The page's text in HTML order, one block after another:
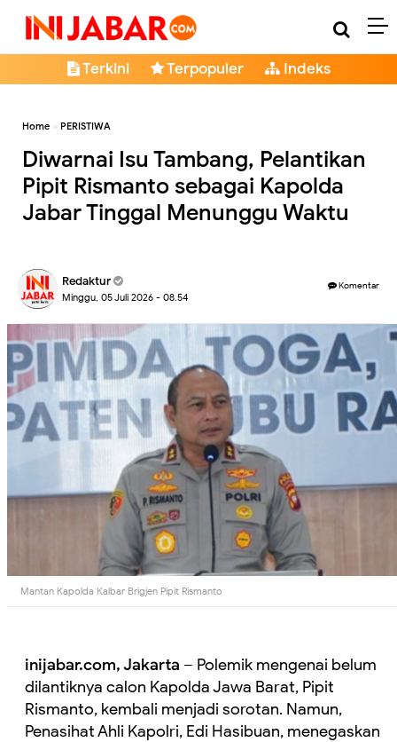
Terkini Terpopuler Indeks
Home » PERISTIWA
Diwarnai Isu Tambang, Pelantikan
Pipit Rismanto sebagai Kapolda
Jabar Tinggal Menunggu Waktu
Redaktur
Minggu, 05 Juli 2026 - 08.54
Komentar
Mantan Kapolda Kalbar Brigjen Pipit Rismanto
inijabar.com, Jakarta – Polemik mengenai belum
dilantiknya calon Kapolda Jawa Barat, Pipit
Rismanto, kembali menjadi sorotan. Namun,
Penasihat Ahli Kapolri, Edi Hasibuan, menegaskan